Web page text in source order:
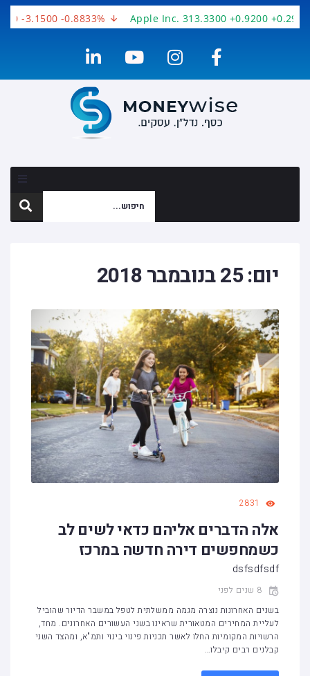
-3.1500 -0.8833% Apple Inc. 313.3300 +0.9200 +0.2945%
יום:25 בנובמבר 2018
2831
אלה הדברים אליהם כדאי לשים לב
כשמחפשים דירה חדשה במרכז
dsfsdfsdf
8 שנים לפני
בשנים האחרונות נוצרה מגמה ממשלתית לטפל במשבר הדיור שהוביל
לעליית המחירים המטאורית שראינו בשני העשורים האחרונים. מחד,
הרשויות המקומיות החלו לאשר תכניות פינוי בינוי ותמ"א, ומהצד השני
קבלנים רבים קיבלו…